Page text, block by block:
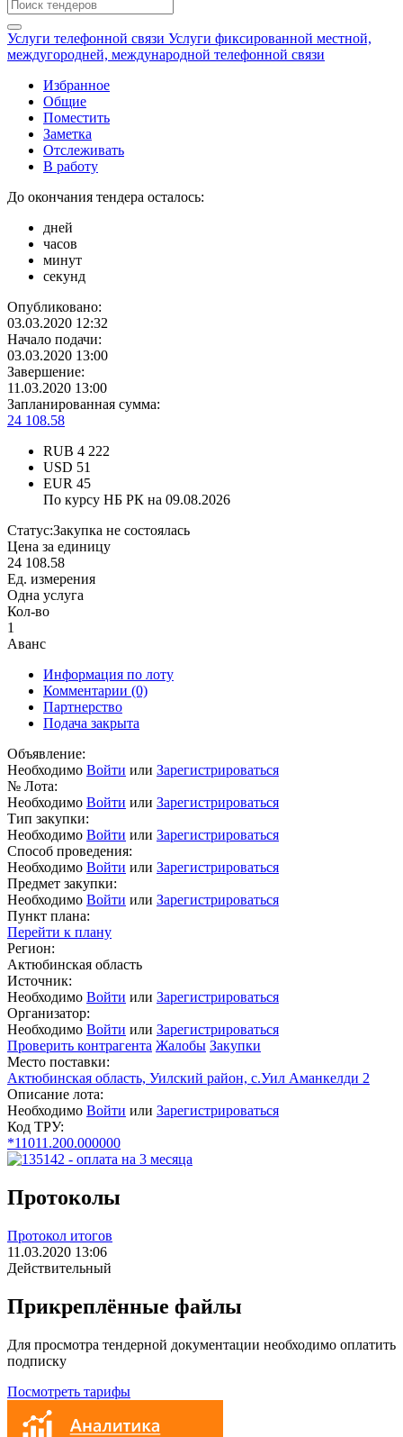
Услуги телефонной связи Услуги фиксированной местной,
междугородней, международной телефонной связи
Избранное
Общие
Поместить
Заметка
Отслеживать
В работу
До окончания тендера осталось:
дней
часов
минут
секунд
Опубликовано:
03.03.2020 12:32
Начало подачи:
03.03.2020 13:00
Завершение:
11.03.2020 13:00
Запланированная сумма:
24 108.58
RUB 4 222
USD 51
EUR 45
По курсу НБ РК на 09.08.2026
Статус:Закупка не состоялась
Цена за единицу
24 108.58
Ед. измерения
Одна услуга
Кол-во
1
Аванс
Информация по лоту
Комментарии (0)
Партнерство
Подача закрыта
Объявление:
Необходимо Войти или Зарегистрироваться
№ Лота:
Необходимо Войти или Зарегистрироваться
Тип закупки:
Необходимо Войти или Зарегистрироваться
Способ проведения:
Необходимо Войти или Зарегистрироваться
Предмет закупки:
Необходимо Войти или Зарегистрироваться
Пункт плана:
Перейти к плану
Регион:
Актюбинская область
Источник:
Необходимо Войти или Зарегистрироваться
Организатор:
Необходимо Войти или Зарегистрироваться
Проверить контрагента Жалобы Закупки
Место поставки:
Актюбинская область, Уилский район, с.Уил Аманкелди 2
Описание лота:
Необходимо Войти или Зарегистрироваться
Код ТРУ:
*11011.200.000000
Протоколы
Протокол итогов
11.03.2020 13:06
Действительный
Прикреплённые файлы
Для просмотра тендерной документации необходимо оплатить
подписку
Посмотреть тарифы